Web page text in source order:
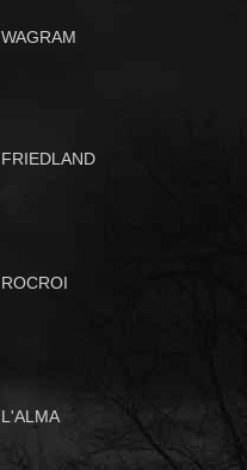
WAGRAM
FRIEDLAND
ROCROI
L'ALMA